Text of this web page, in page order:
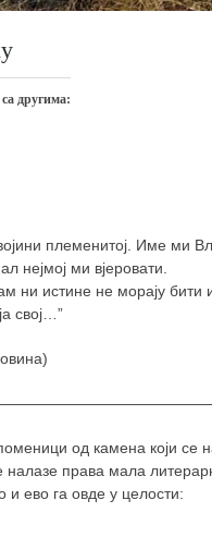
другима:
племенитој. Име ми
нејмој ми вјеровати.
ни истине не морају бити
свој…”
од камена који се
налазе права мала
и ево га овде у целости: